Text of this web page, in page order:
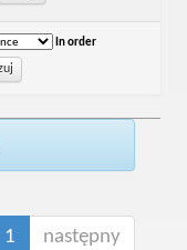
In order
1 następny